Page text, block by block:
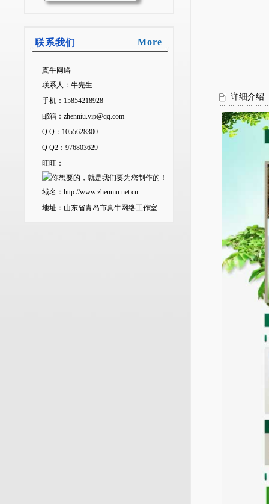
联系我们 More
真牛网络
联系人：牛先生
手机：15854218928
邮箱： zhenniu.vip@qq.com
Q Q： 1055628300
Q Q2： 976803629
旺旺：
域名： http://www.zhenniu.net.cn
地址：山东省青岛市真牛网络工作室
详细介绍